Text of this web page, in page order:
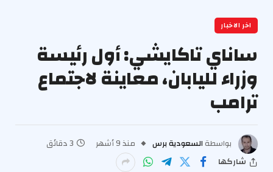
اخر الاخبار
ساناي تاكايشي: أول رئيسة
وزراء لليابان، معاينة لاجتماع
ترامب
بواسطة السعودية برس منذ 9 أشهر
3 دقائق
شاركها